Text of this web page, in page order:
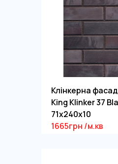
Клінкерна
King Klinker 37
71x240x10
1665грн /м.кв